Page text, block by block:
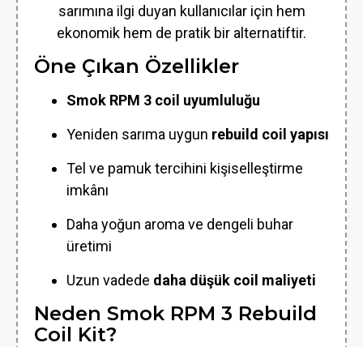
sarımına ilgi duyan kullanıcılar için hem
ekonomik hem de pratik bir alternatiftir.
Öne Çıkan Özellikler
Smok RPM 3 coil uyumluluğu
Yeniden sarıma uygun rebuild coil yapısı
Tel ve pamuk tercihini kişiselleştirme
imkânı
Daha yoğun aroma ve dengeli buhar
üretimi
Uzun vadede daha düşük coil maliyeti
Neden Smok RPM 3 Rebuild
Coil Kit?